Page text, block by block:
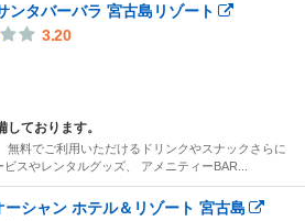
ンタバーバラ 宮古島リゾート
3.20
ております。
無料でご利用いただけるドリンクやスナックさらに
スやレンタルグッズ、 アメニティーBAR...
ーシャン ホテル＆リゾート 宮古島